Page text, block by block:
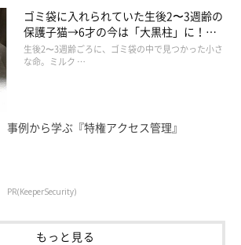
ち、現在の2匹がこちら
ゴミ袋に入れられていた生後2〜3週齢の
保護子猫→6才の今は「大黒柱」に！
美しい黒猫に成長した姿にグッとくる
生後2〜3週齢ごろに、ゴミ袋の中で見つかった小さ
な命。ミルク …
事例から学ぶ『特権アクセス管理』
PR(KeeperSecurity)
もっと見る